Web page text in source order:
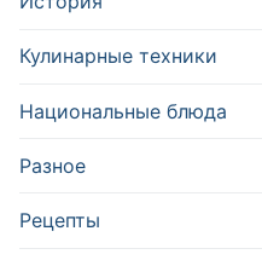
Кулинарные техники
Национальные блюда
Разное
Рецепты